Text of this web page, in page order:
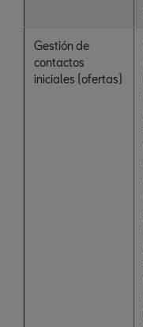
Gestión de
contactos
iniciales (ofertas)